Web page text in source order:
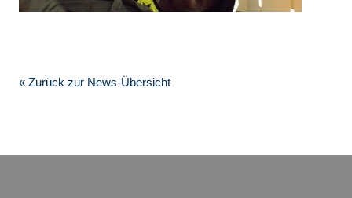
« Zurück zur News-Übersicht